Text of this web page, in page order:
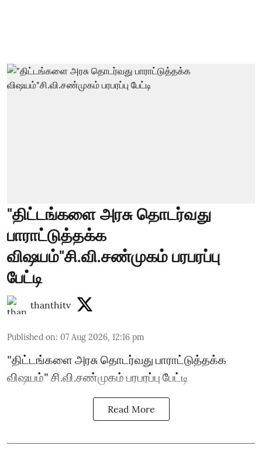
"திட்டங்களை அரசு தொடர்வது
பாராட்டுத்தக்க
விஷயம்"சி.வி.சண்முகம் பரபரப்பு
பேட்டி
thanthitv
Published on: 07 Aug 2026, 12:16 pm
"திட்டங்களை அரசு தொடர்வது பாராட்டுத்தக்க
விஷயம்" சி.வி.சண்முகம் பரபரப்பு பேட்டி
Read More